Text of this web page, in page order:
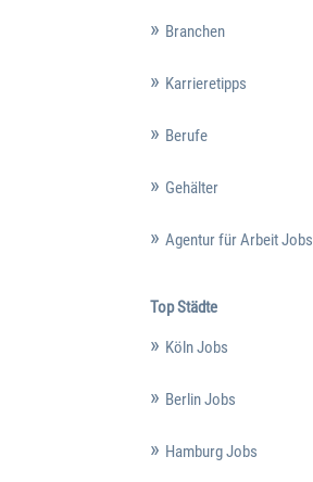
Branchen
Karrieretipps
Berufe
Gehälter
Agentur für Arbeit Jobs
Top Städte
Köln Jobs
Berlin Jobs
Hamburg Jobs